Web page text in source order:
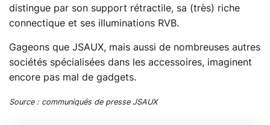
distingue par son support rétractile, sa (très) riche
connectique et ses illuminations RVB.
Gageons que JSAUX, mais aussi de nombreuses autres
sociétés spécialisées dans les accessoires, imaginent
encore pas mal de gadgets.
Source : communiqués de presse JSAUX